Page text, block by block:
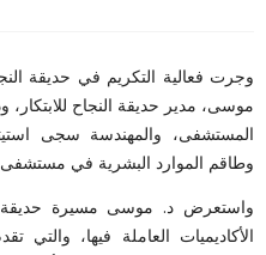
وجرت فعالية التكريم في حديقة
موسى، مدير حديقة النجاح
المستشفى، والمهندسة سجى
وطاقم الموارد البشرية في مستشفى
واستعرض د. موسى مسيرة حديقة
الأكاديميات العاملة فيها، والتي